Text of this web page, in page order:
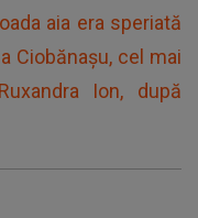
aia era speriată
Ciobănașu, cel mai
Ion, după